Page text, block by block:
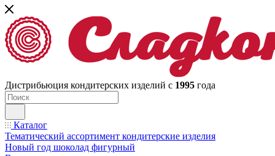
Дистрибьюция кондитерских изделий с 1995 года
Каталог
Тематический ассортимент кондитерские изделия
Новый год шоколад фигурный